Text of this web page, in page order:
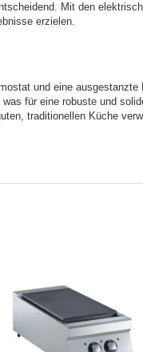
Mit den
erzielen.
und eine
für eine robuste und
traditionellen Küche